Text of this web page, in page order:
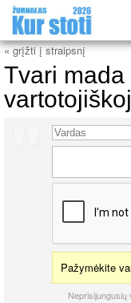
Konkursinio balo skaičiuoklė
Naujienos
Kolegijų sritis
Profesinių mokyklų
« grįžti į straipsnį
Tvari
Pažymėkite